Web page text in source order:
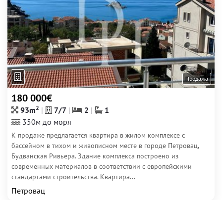
Продажа
180 000€
93m2 7/7 2
1
350м до моря
К продаже предлагается квартира в жилом комплексе с
бассейном в тихом и живописном месте в городе Петровац,
Будванская Ривьера. Здание комплекса построено из
современных материалов в соответствии с европейскими
стандартами строительства. Квартира...
Петровац